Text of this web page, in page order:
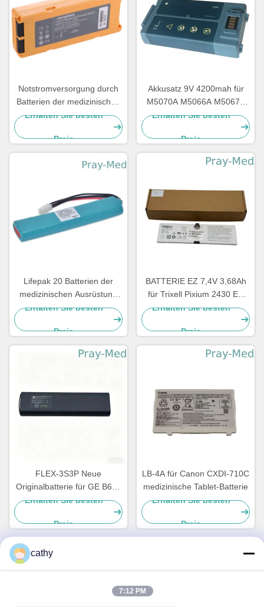
Notstromversorgung durch
Batterien der medizinischen
Ausrüstung 12v,
medizinischer Batterie-Satz
für Mindray-Geräte D1
LM34S001A
Erhalten Sie besten
Preis
Akkusatz 9V 4200mah für
M5070A M5066A M5067A
M5068A HeartStart FRx HS1
Erhalten Sie besten
Preis
Lifepak 20 Batterien der
medizinischen Ausrüstung
für Defibrillator-Monitor
11141-000068 14200330
Erhalten Sie besten
Preis
BATTERIE EZ 7,4V 3,68Ah
für Trixell Pixium 2430 EZ
DR 3543 EZ
Erhalten Sie besten
Preis
FLEX-3S3P Neue
Originalbatterie für GE B650
B850 GE-650 U80206
Erhalten Sie besten
Preis
LB-4A für Canon CXDI-710C
medizinische Tablet-Batterie
Erhalten Sie besten
Preis
cathy
7:12 PM